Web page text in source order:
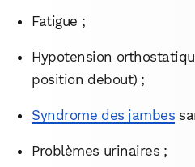
Fatigue ;
Hypotension
position debout) ;
Syndrome des jambes
Problèmes urinaires ;